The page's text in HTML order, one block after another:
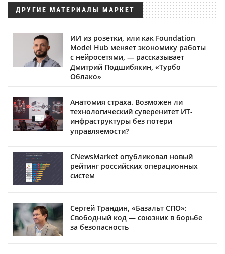
ДРУГИЕ МАТЕРИАЛЫ МАРКЕТ
ИИ из розетки, или как Foundation
Model Hub меняет экономику работы
с нейросетями, — рассказывает
Дмитрий Подшибякин, «Турбо
Облако»
Анатомия страха. Возможен ли
технологический суверенитет ИТ-
инфраструктуры без потери
управляемости?
CNewsMarket опубликовал новый
рейтинг российских операционных
систем
Сергей Трандин, «Базальт СПО»:
Свободный код — союзник в борьбе
за безопасность